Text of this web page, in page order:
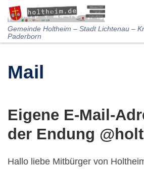
Skip to content
Gemeinde Holtheim – Stadt Lichtenau –
Paderborn
Mail
Eigene E-Mail-
der Endung
Hallo liebe Mitbürger von